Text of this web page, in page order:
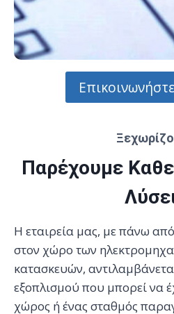
Παρέχουμε
Η εταιρεία μας, με πάνω
στον χώρο των
κατασκευών,
εξοπλισμού που μπορεί να
χώρος ή ένας σταθμός